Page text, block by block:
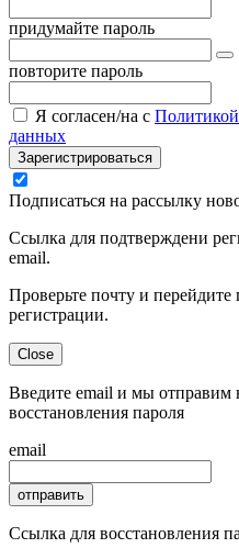
придумайте пароль
повторите пароль
Я согласен/на с
данных
Зарегистрироваться
Подписаться на рассылку
Ссылка для подтверждени
email.
Проверьте почту и
регистрации.
Close
Введите email и мы отправим
восстановления пароля
email
отправить
Ссылка для восстановления